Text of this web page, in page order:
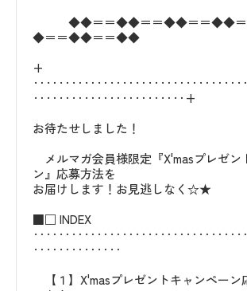
◆◆＝＝◆◆＝＝◆◆＝＝◆◆＝
◆＝＝◆◆＝＝◆◆
+
‥‥‥‥‥‥‥‥‥‥‥‥+
お待たせしました！
メルマガ会員様限定『X'masプレゼン
ン』応募方法を
お届けします！お見逃しなく☆★
■□ INDEX
‥‥‥‥‥‥‥
【１】X'masプレゼントキャンペーン